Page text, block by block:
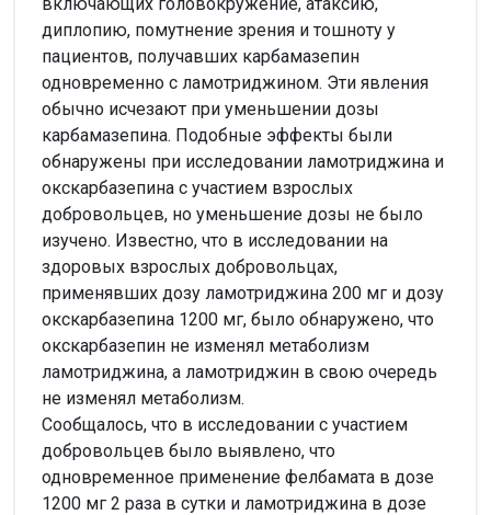
диплопию, помутнение зрения и тошноту у
пациентов, получавших карбамазепин
одновременно с ламотриджином. Эти явления
обычно исчезают при уменьшении дозы
карбамазепина. Подобные эффекты были
обнаружены при исследовании ламотриджина и
окскарбазепина с участием взрослых
добровольцев, но уменьшение дозы не было
изучено. Известно, что в исследовании на
здоровых взрослых добровольцах,
применявших дозу ламотриджина 200 мг и дозу
окскарбазепина 1200 мг, было обнаружено, что
окскарбазепин не изменял метаболизм
ламотриджина, а ламотриджин в свою очередь
не изменял метаболизм.
Сообщалось, что в исследовании с участием
добровольцев было выявлено, что
одновременное применение фелбамата в дозе
1200 мг 2 раза в сутки и ламотриджина в дозе